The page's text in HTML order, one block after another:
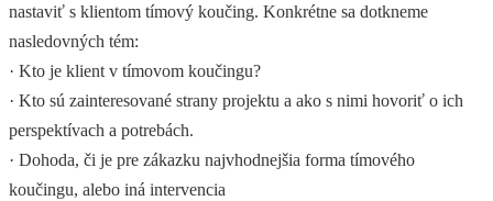
nastaviť s klientom tímový koučing. Konkrétne sa dotkneme
nasledovných tém:
· Kto je klient v tímovom koučingu?
· Kto sú zainteresované strany projektu a ako s nimi hovoriť o ich
perspektívach a potrebách.
· Dohoda, či je pre zákazku najvhodnejšia forma tímového
koučingu, alebo iná intervencia